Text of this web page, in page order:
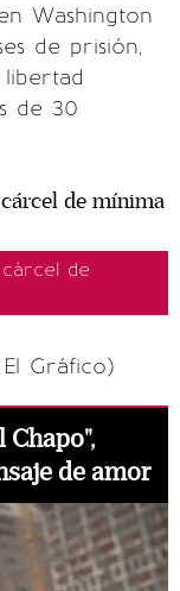
Washington
de prisión,
de 30
de
Gráfico)
Chapo",
de amor